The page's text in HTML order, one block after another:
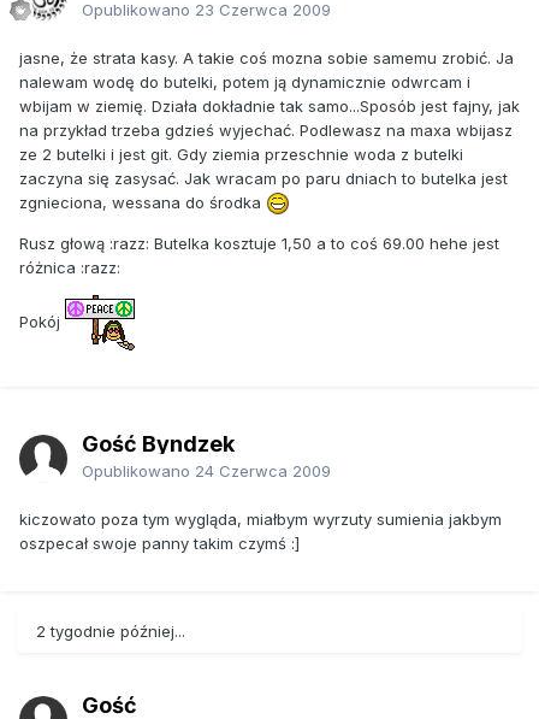
Opublikowano 23 Czerwca 2009
jasne, że strata kasy. A takie coś mozna sobie samemu zrobić. Ja
nalewam wodę do butelki, potem ją dynamicznie odwrcam i
wbijam w ziemię. Działa dokładnie tak samo...Sposób jest fajny, jak
na przykład trzeba gdzieś wyjechać. Podlewasz na maxa wbijasz
ze 2 butelki i jest git. Gdy ziemia przeschnie woda z butelki
zaczyna się zasysać. Jak wracam po paru dniach to butelka jest
zgnieciona, wessana do środka
Rusz głową :razz: Butelka kosztuje 1,50 a to coś 69.00 hehe jest
różnica :razz:
Pokój
Gość Byndzek
Opublikowano 24 Czerwca 2009
kiczowato poza tym wygląda, miałbym wyrzuty sumienia jakbym
oszpecał swoje panny takim czymś :]
2 tygodnie później...
Gość